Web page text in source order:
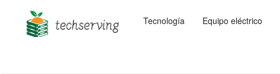
Tecnología Equipo eléctrico